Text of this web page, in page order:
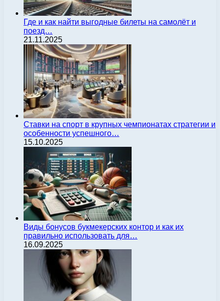
Где и как найти выгодные билеты на самолёт и
поезд…
21.11.2025
Ставки на спорт в крупных чемпионатах стратегии и
особенности успешного…
15.10.2025
Виды бонусов букмекерских контор и как их
правильно использовать для…
16.09.2025